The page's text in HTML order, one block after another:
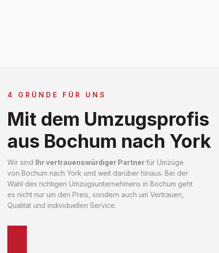
4 GRÜNDE FÜR UNS
Mit dem Umzugsprofis
aus Bochum nach York
Wir sind Ihr vertrauenswürdiger Partnerfür Umzüge
von Bochum nach York und weit darüber hinaus. Bei der
Wahl des richtigen Umzugsunternehmens in Bochum geht
es nicht nur um den Preis, sondern auch um Vertrauen,
Qualität und individuellen Service.